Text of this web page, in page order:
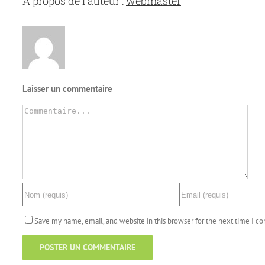
Laisser un commentaire
Commentaire
Save my name, email, and website in this browser for the next time I